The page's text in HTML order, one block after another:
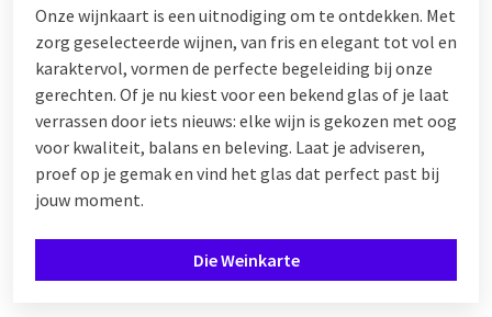
Onze wijnkaart is een uitnodiging om te ontdekken. Met
zorg geselecteerde wijnen, van fris en elegant tot vol en
karaktervol, vormen de perfecte begeleiding bij onze
gerechten. Of je nu kiest voor een bekend glas of je laat
verrassen door iets nieuws: elke wijn is gekozen met oog
voor kwaliteit, balans en beleving. Laat je adviseren,
proef op je gemak en vind het glas dat perfect past bij
jouw moment.
Die Weinkarte